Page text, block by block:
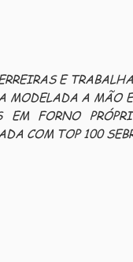
E
A MÃO
EM FORNO
COM TOP 100